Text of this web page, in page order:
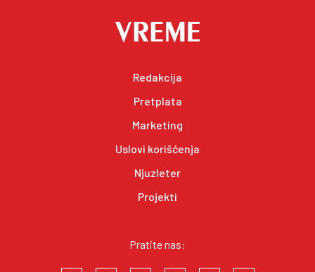
Redakcija
Pretplata
Marketing
Uslovi korišćenja
Njuzleter
Projekti
Pratite nas: